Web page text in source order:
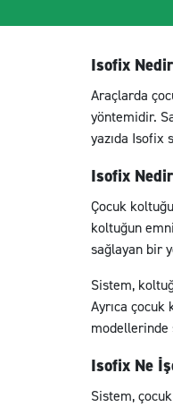
Isofix
Araçlarda
yöntemidir.
yazıda Isofix
Isofix
Çocuk
koltuğun
sağlayan bir
Sistem,
Ayrıca
modellerinde
Isofix Ne
Sistem,